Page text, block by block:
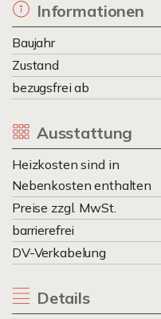
Informationen
Baujahr
Zustand
bezugsfrei ab
Ausstattung
Heizkosten sind in
Nebenkosten enthalten
Preise zzgl. MwSt.
barrierefrei
DV-Verkabelung
Details